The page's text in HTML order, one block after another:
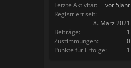
Letzte Aktivität:
vor 5Jahr
Registriert seit:
8. März 2021
Beiträge:
1
Zustimmungen:
0
Punkte für Erfolge:
1